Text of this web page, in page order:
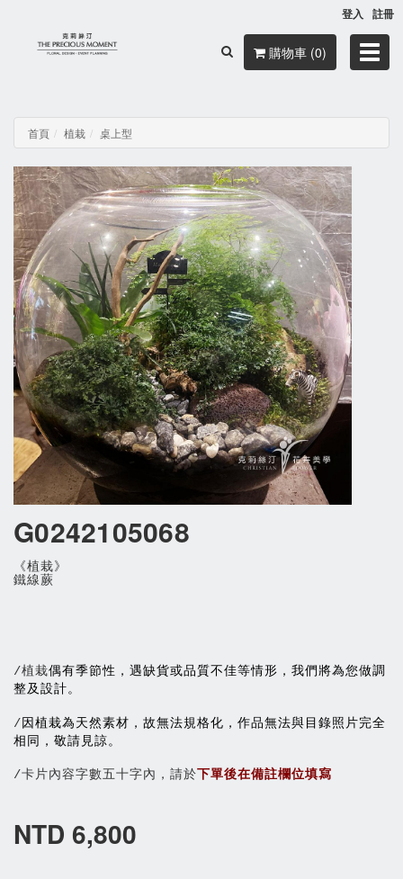
登入 註冊
購物車 (0)
首頁 植栽 桌上型
G0242105068
《植栽》
鐵線蕨
/植栽偶有季節性，遇缺貨或品質不佳等情形，我們將為您做調
整及設計。
/因植栽為天然素材，故無法規格化，作品無法與目錄照片完全
相同，敬請見諒。
/卡片內容字數五十字內，請於下單後在備註欄位填寫
NTD 6,800